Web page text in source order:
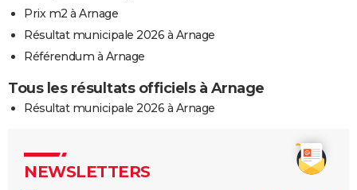
Prix m2 à Arnage
Résultat municipale 2026 à Arnage
Référendum à Arnage
Tous les résultats officiels à Arnage
Résultat municipale 2026 à Arnage
NEWSLETTERS